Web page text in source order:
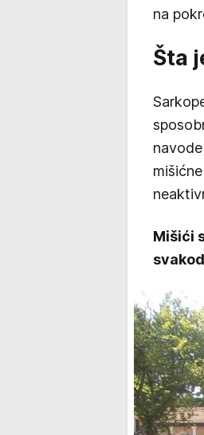
na
Šta
Mišići